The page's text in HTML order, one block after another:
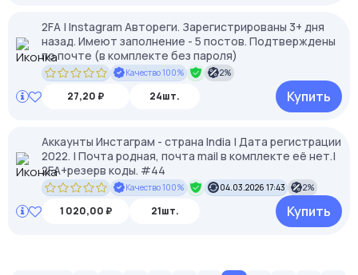
2FA | Instagram Автореги. Зарегистрированы 3+ дня
назад. Имеют заполнение - 5 постов. Подтверждены
по почте (в комплекте без пароля)
Качество 100% 2%
27,20 ₽ 24шт. Купить
Аккаунты Инстаграм - страна India | Дата регистрации
2022. | Почта родная, почта mail в комплекте её нет.|
2FA+резерв коды. #44
Качество 100% 04.03.2026 17:43 2%
1 020,00 ₽ 21шт. Купить